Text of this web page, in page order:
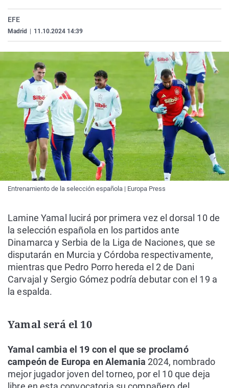
La rosa de los vientos
Como el perro y el
Caso
Equipo de
Operación Viuda
Extremadura
La Rioja
Navarra
País Vasco
Virales
Elecciones
EFE
Madrid 11.10.2024 14:39
Entrenamiento de la selección española | Europa Press
Lamine Yamal lucirá por primera vez el dorsal 10 de
la selección española en los partidos ante
Dinamarca y Serbia de la Liga de Naciones, que se
disputarán en Murcia y Córdoba respectivamente,
mientras que Pedro Porro hereda el 2 de Dani
Carvajal y Sergio Gómez podría debutar con el 19 a
la espalda.
Yamal será el 10
Yamal cambia el 19 con el que se proclamó
campeón de Europa en Alemania 2024, nombrado
mejor jugador joven del torneo, por el 10 que deja